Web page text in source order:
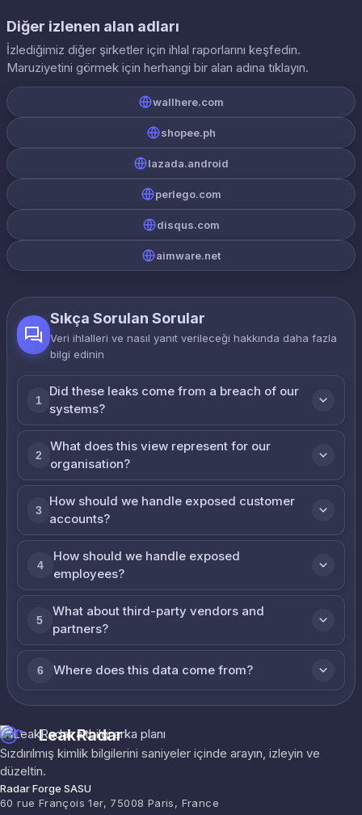
Diğer izlenen alan adları
İzlediğimiz diğer şirketler için ihlal raporlarını keşfedin.
Maruziyetini görmek için herhangi bir alan adına tıklayın.
wallhere.com
shopee.ph
lazada.android
perlego.com
disqus.com
aimware.net
Sıkça Sorulan Sorular
Veri ihlalleri ve nasıl yanıt verileceği hakkında daha fazla
bilgi edinin
1
Did these leaks come from a breach of our
systems?
2
What does this view represent for our
organisation?
3
How should we handle exposed customer
accounts?
4
How should we handle exposed
employees?
5
What about third-party vendors and
partners?
6 Where does this data come from?
LeakRadar
Sızdırılmış kimlik bilgilerini saniyeler içinde arayın, izleyin ve
düzeltin.
Radar Forge SASU
60 rue François 1er, 75008 Paris, France